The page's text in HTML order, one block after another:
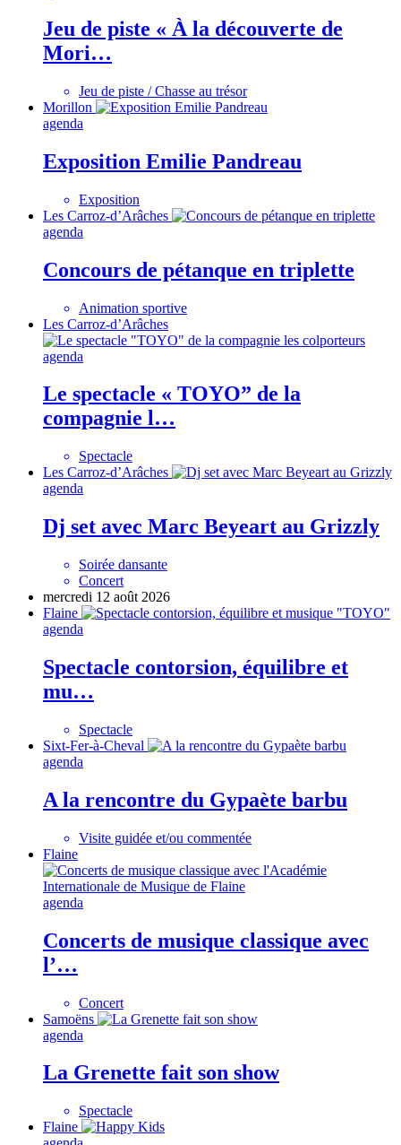
Jeu de piste « À la découverte de
Mori…
Jeu de piste / Chasse au trésor
Morillon
agenda
Exposition Emilie Pandreau
Exposition
Les Carroz-d’Arâches
agenda
Concours de pétanque en triplette
Animation sportive
Les Carroz-d’Arâches
agenda
Le spectacle « TOYO” de la
compagnie l…
Spectacle
Les Carroz-d’Arâches
agenda
Dj set avec Marc Beyeart au Grizzly
Soirée dansante
Concert
mercredi 12 août 2026
Flaine
agenda
Spectacle contorsion, équilibre et
mu…
Spectacle
Sixt-Fer-à-Cheval
agenda
A la rencontre du Gypaète barbu
Visite guidée et/ou commentée
Flaine
agenda
Concerts de musique classique avec
l’…
Concert
Samoëns
agenda
La Grenette fait son show
Spectacle
Flaine